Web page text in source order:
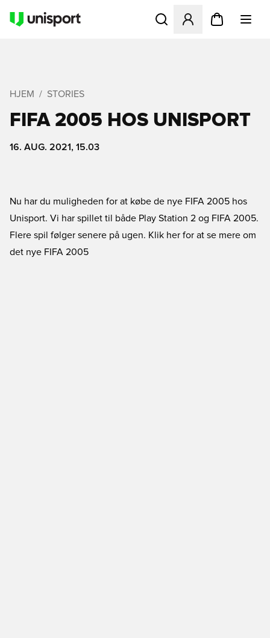
Åbner en Modal til at
HJEM STORIES
FIFA 2005 HOS UNISPORT
16. AUG. 2021, 15.03
Nu har du muligheden for at købe de nye FIFA 2005 hos
Unisport. Vi har spillet til både Play Station 2 og FIFA 2005.
Flere spil følger senere på ugen. Klik her for at se mere om
det nye FIFA 2005